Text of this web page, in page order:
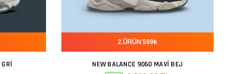
2.ÜRÜN 599₺
SEPETE EKLE
NEW BALANCE 9060 MAVI BEJ